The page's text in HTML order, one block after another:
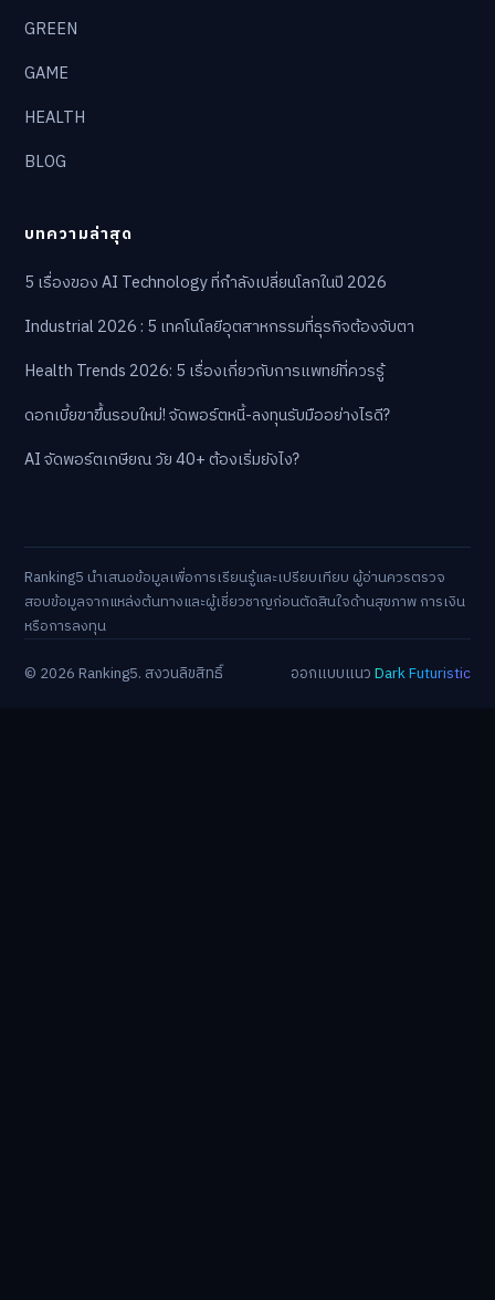
GREEN
GAME
HEALTH
BLOG
บทความล่าสุด
5 เรื่องของ AI Technology ที่กำลังเปลี่ยนโลกในปี 2026
Industrial 2026 : 5 เทคโนโลยีอุตสาหกรรมที่ธุรกิจต้องจับตา
Health Trends 2026: 5 เรื่องเกี่ยวกับการแพทย์ที่ควรรู้
ดอกเบี้ยขาขึ้นรอบใหม่! จัดพอร์ตหนี้-ลงทุนรับมืออย่างไรดี?
AI จัดพอร์ตเกษียณ วัย 40+ ต้องเริ่มยังไง?
Ranking5 นำเสนอข้อมูลเพื่อการเรียนรู้และเปรียบเทียบ ผู้อ่านควรตรวจ
สอบข้อมูลจากแหล่งต้นทางและผู้เชี่ยวชาญก่อนตัดสินใจด้านสุขภาพ การเงิน
หรือการลงทุน
© 2026 Ranking5. สงวนลิขสิทธิ์
ออกแบบแนวDark Futuristic